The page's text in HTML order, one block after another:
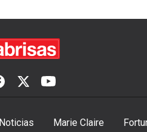
Noticias Marie Claire